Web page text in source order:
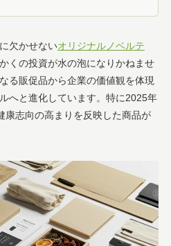
欠かせないオリジナルノベルテ
くの投資が水の泡になりかねませ
る販促品から企業の価値観を体現
へと進化しています。特に2025年
康志向の高まりを反映した商品が